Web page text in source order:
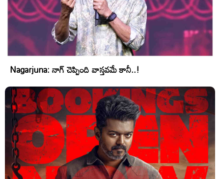
Nagarjuna: నాగ్ చెప్పింది వాస్తవమే కానీ..!